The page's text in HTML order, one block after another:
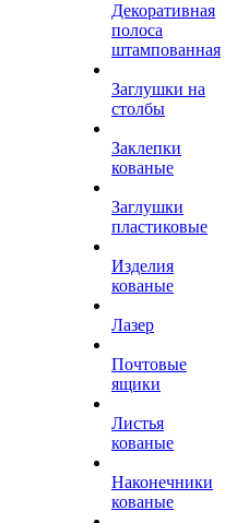
Декоративная
полоса
штампованная
Заглушки на
столбы
Заклепки
кованые
Заглушки
пластиковые
Изделия
кованые
Лазер
Почтовые
ящики
Листья
кованые
Наконечники
кованые